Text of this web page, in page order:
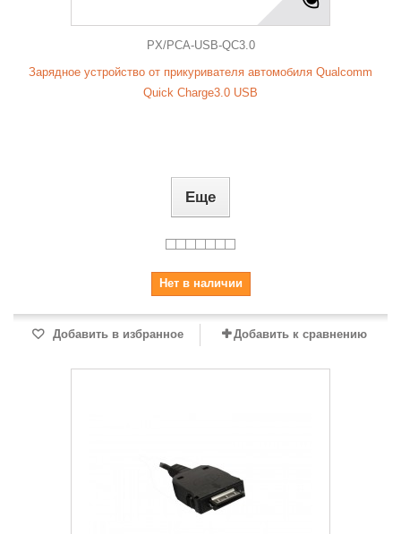
PX/PСA-USB-QC3.0
Зарядное устройство от прикуривателя автомобиля Qualcomm
Quick Charge3.0 USB
Еще
Нет в наличии
Добавить в избранное Добавить к сравнению